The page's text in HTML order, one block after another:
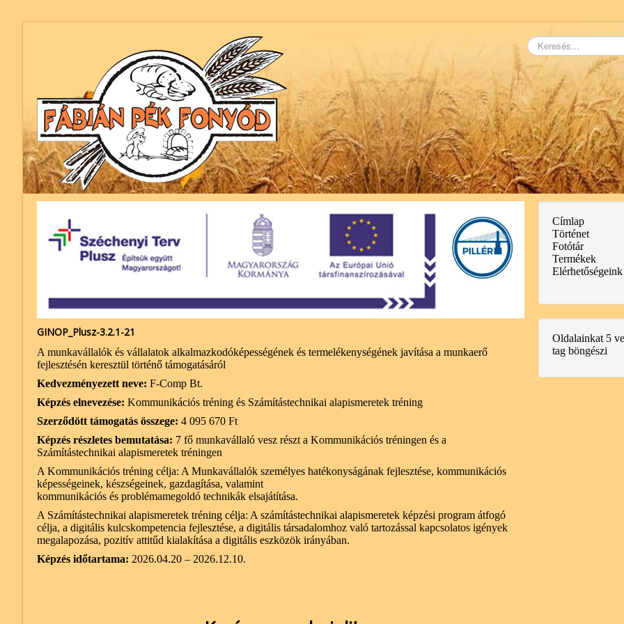
Keresés...
GINOP_Plusz-3.2.1-21
A munkavállalók és vállalatok alkalmazkodóképességének és termelékenységének javítása a munkaerő
fejlesztésén keresztül történő támogatásáról
Kedvezményezett neve: F-Comp Bt.
Képzés elnevezése: Kommunikációs tréning és Számítástechnikai alapismeretek tréning
Szerződött támogatás összege: 4 095 670 Ft
Képzés részletes bemutatása: 7 fő munkavállaló vesz részt a Kommunikációs tréningen és a
Számítástechnikai alapismeretek tréningen
A Kommunikációs tréning célja: A Munkavállalók személyes hatékonyságának fejlesztése, kommunikációs
képességeinek, készségeinek, gazdagítása, valamint
kommunikációs és problémamegoldó technikák elsajátítása.
A Számítástechnikai alapismeretek tréning célja: A számítástechnikai alapismeretek képzési program átfogó
célja, a digitális kulcskompetencia fejlesztése, a digitális társadalomhoz való tartozással kapcsolatos igények
megalapozása, pozitív attitűd kialakítása a digitális eszközök irányában.
Képzés időtartama: 2026.04.20 – 2026.12.10.
Címlap
Történet
Fotótár
Termékek
Elérhetőségeink
Oldalainkat 5
tag böngészi